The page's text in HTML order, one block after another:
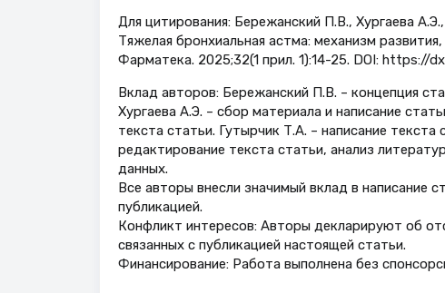
Для цитирования: Бережанский П.В., Хургаева
Тяжелая бронхиальная астма: механизм
Фарматека. 2025;32(1 прил. 1):14-25. DOI: https://
Вклад авторов: Бережанский П.В. – концепция
Хургаева А.Э. – сбор материала и написание
текста статьи. Гутырчик Т.А. – написание
редактирование текста статьи, анализ
данных.
Все авторы внесли значимый вклад в написание
публикацией.
Конфликт интересов: Авторы декларируют об
связанных с публикацией настоящей статьи.
Финансирование: Работа выполнена без